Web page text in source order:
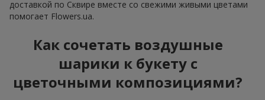
доставкой по Сквире вместе со свежими живыми цветами
помогает Flowers.ua.
Как сочетать воздушные
шарики к букету с
цветочными композициями?